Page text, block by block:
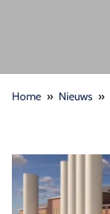
Home » Nieuws »